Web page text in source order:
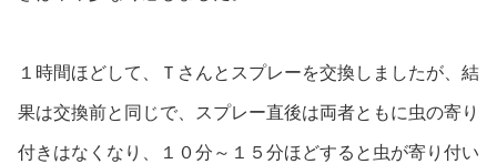
１時間ほどして、Ｔさんとスプレーを交換しましたが、結
果は交換前と同じで、スプレー直後は両者ともに虫の寄り
付きはなくなり、１０分～１５分ほどすると虫が寄り付い